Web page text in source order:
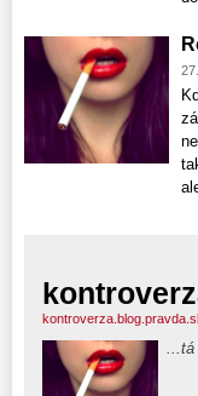
...tá